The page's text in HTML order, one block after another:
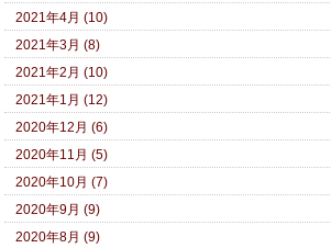
2021年4月 (10)
2021年3月 (8)
2021年2月 (10)
2021年1月 (12)
2020年12月 (6)
2020年11月 (5)
2020年10月 (7)
2020年9月 (9)
2020年8月 (9)